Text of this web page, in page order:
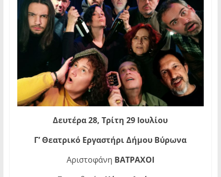
Δευτέρα 28, Τρίτη 29 Ιουλίου
Γ’ Θεατρικό Εργαστήρι Δήμου Βύρωνα
Αριστοφάνη ΒΑΤΡΑΧΟΙ